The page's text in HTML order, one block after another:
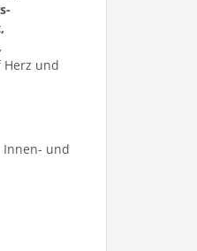
und
Innen- und